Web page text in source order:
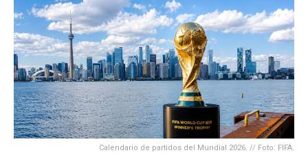
Calendario de partidos del Mundial 2026. // Foto: FIFA.